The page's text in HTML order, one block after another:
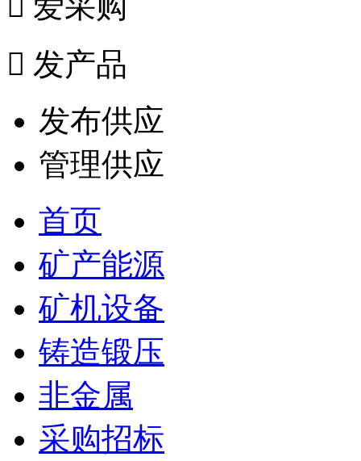
 发产品
发布供应
管理供应
首页
矿产能源
矿机设备
铸造锻压
非金属
采购招标